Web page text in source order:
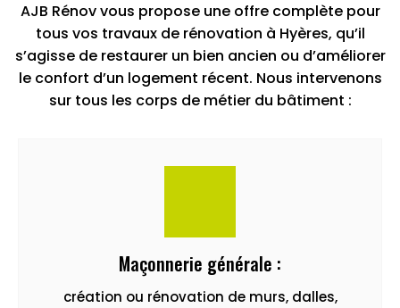
AJB Rénov vous propose une offre complète pour
tous vos travaux de rénovation à Hyères, qu’il
s’agisse de restaurer un bien ancien ou d’améliorer
le confort d’un logement récent. Nous intervenons
sur tous les corps de métier du bâtiment :
Maçonnerie générale :
création ou rénovation de murs, dalles,